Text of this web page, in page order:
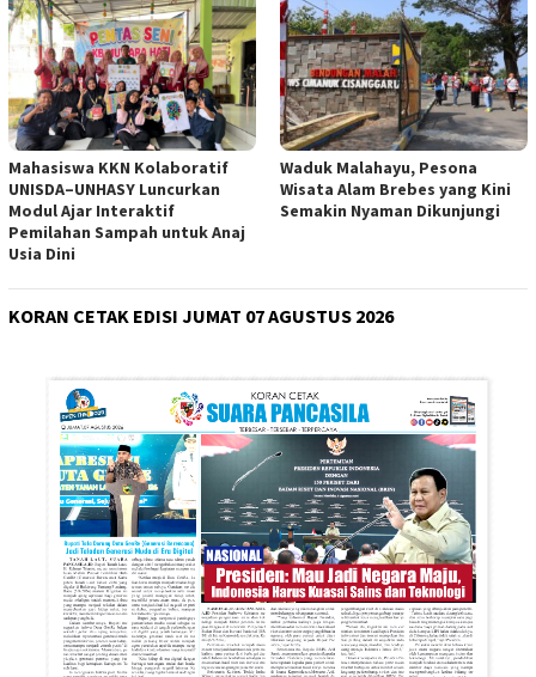
Mahasiswa KKN Kolaboratif
UNISDA–UNHASY Luncurkan
Modul Ajar Interaktif
Pemilahan Sampah untuk Anaj
Usia Dini
Waduk Malahayu, Pesona
Wisata Alam Brebes yang Kini
Semakin Nyaman Dikunjungi
KORAN CETAK EDISI JUMAT 07 AGUSTUS 2026